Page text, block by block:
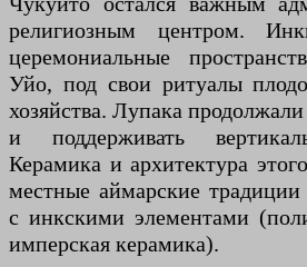
религиозным центром.
церемониальные
Уйо, под свои ритуалы
хозяйства. Лупака
и поддерживать
Керамика и архитектура
местные аймарские
с инкскими элементами
имперская керамика).